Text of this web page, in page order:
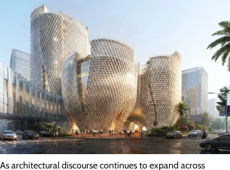
As architectural discourse continues to expand across